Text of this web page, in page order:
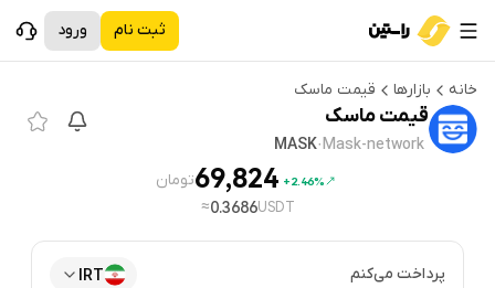
ثبت نام ورود
خانه بازارها قیمت ماسک
قیمتماسک
Mask-network
·
MASK
2.46%+
69,824تومان
USDT
0.3686
≈
پرداخت می‌کنم IRT